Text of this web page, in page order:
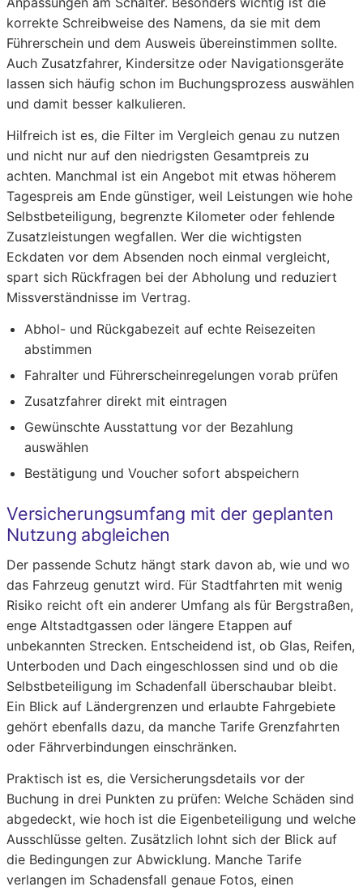
korrekte Schreibweise des Namens, da sie mit dem
Führerschein und dem Ausweis übereinstimmen sollte.
Auch Zusatzfahrer, Kindersitze oder Navigationsgeräte
lassen sich häufig schon im Buchungsprozess auswählen
und damit besser kalkulieren.
Hilfreich ist es, die Filter im Vergleich genau zu nutzen
und nicht nur auf den niedrigsten Gesamtpreis zu
achten. Manchmal ist ein Angebot mit etwas höherem
Tagespreis am Ende günstiger, weil Leistungen wie hohe
Selbstbeteiligung, begrenzte Kilometer oder fehlende
Zusatzleistungen wegfallen. Wer die wichtigsten
Eckdaten vor dem Absenden noch einmal vergleicht,
spart sich Rückfragen bei der Abholung und reduziert
Missverständnisse im Vertrag.
Abhol- und Rückgabezeit auf echte Reisezeiten
abstimmen
Fahralter und Führerscheinregelungen vorab prüfen
Zusatzfahrer direkt mit eintragen
Gewünschte Ausstattung vor der Bezahlung
auswählen
Bestätigung und Voucher sofort abspeichern
Versicherungsumfang mit der geplanten
Nutzung abgleichen
Der passende Schutz hängt stark davon ab, wie und wo
das Fahrzeug genutzt wird. Für Stadtfahrten mit wenig
Risiko reicht oft ein anderer Umfang als für Bergstraßen,
enge Altstadtgassen oder längere Etappen auf
unbekannten Strecken. Entscheidend ist, ob Glas, Reifen,
Unterboden und Dach eingeschlossen sind und ob die
Selbstbeteiligung im Schadenfall überschaubar bleibt.
Ein Blick auf Ländergrenzen und erlaubte Fahrgebiete
gehört ebenfalls dazu, da manche Tarife Grenzfahrten
oder Fährverbindungen einschränken.
Praktisch ist es, die Versicherungsdetails vor der
Buchung in drei Punkten zu prüfen: Welche Schäden sind
abgedeckt, wie hoch ist die Eigenbeteiligung und welche
Ausschlüsse gelten. Zusätzlich lohnt sich der Blick auf
die Bedingungen zur Abwicklung. Manche Tarife
verlangen im Schadensfall genaue Fotos, einen